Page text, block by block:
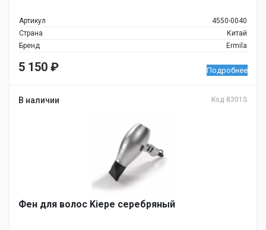
Артикул
4550-0040
Страна
Китай
Бренд
Ermila
5 150 ₽ Подробнее
В наличии Код 8301S
Фен для волос Kiepe серебряный